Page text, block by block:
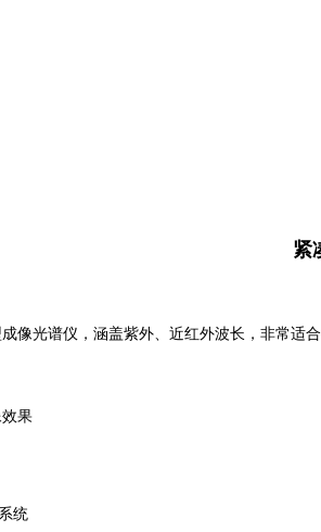
紧
像光谱仪，涵盖紫外、近红外波长，非常
果
统